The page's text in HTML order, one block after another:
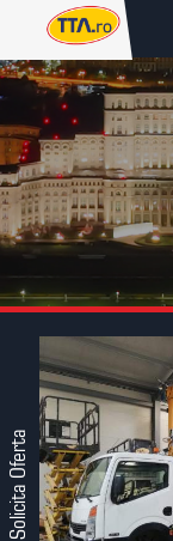
Solicita Oferta